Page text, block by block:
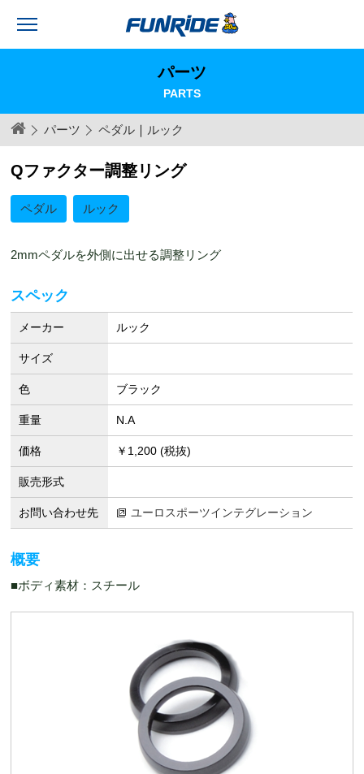
パーツ
PARTS
パーツ ペダル ｜ ルック
Qファクター調整リング
ペダル ルック
2mmペダルを外側に出せる調整リング
スペック
メーカー ルック
サイズ
色 ブラック
重量 N.A
価格 ￥1,200 (税抜)
販売形式
お問い合わせ先 ユーロスポーツインテグレーション
概要
■ボディ素材：スチール